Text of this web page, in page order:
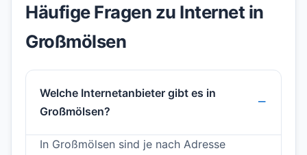
Häufige Fragen zu Internet in
Großmölsen
Welche Internetanbieter gibt es in
Großmölsen?
In Großmölsen sind je nach Adresse